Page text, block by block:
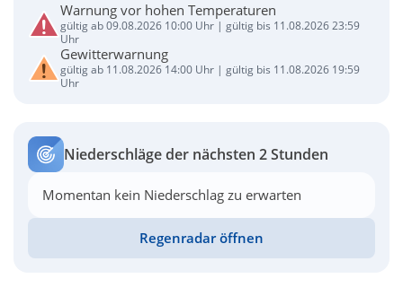
Warnung vor hohen Temperaturen
gültig ab 09.08.2026 10:00 Uhr | gültig bis 11.08.2026 23:59
Uhr
Gewitterwarnung
gültig ab 11.08.2026 14:00 Uhr | gültig bis 11.08.2026 19:59
Uhr
Niederschläge der nächsten 2 Stunden
Momentan kein Niederschlag zu erwarten
Regenradar öffnen